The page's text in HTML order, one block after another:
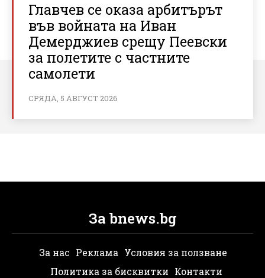
Главчев се оказа арбитърът
във войната на Иван
Демерджиев срещу Пеевски
за полетите с частните
самолети
СРЯДА, 5 АВГУСТ 2026
За bnews.bg
За нас Реклама Условия за ползване
Политика за бисквитки Контакти